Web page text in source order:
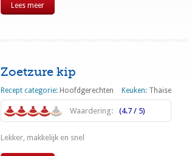
Lees meer
Zoetzure kip
Recept categorie: Hoofdgerechten Keuken: Thaise
Waardering: (4.7 / 5)
Lekker, makkelijk en snel